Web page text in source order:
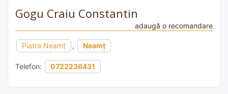
Gogu Craiu Constantin
adaugă o recomandare
Piatra Neamț , Neamț
Telefon: 0722236431